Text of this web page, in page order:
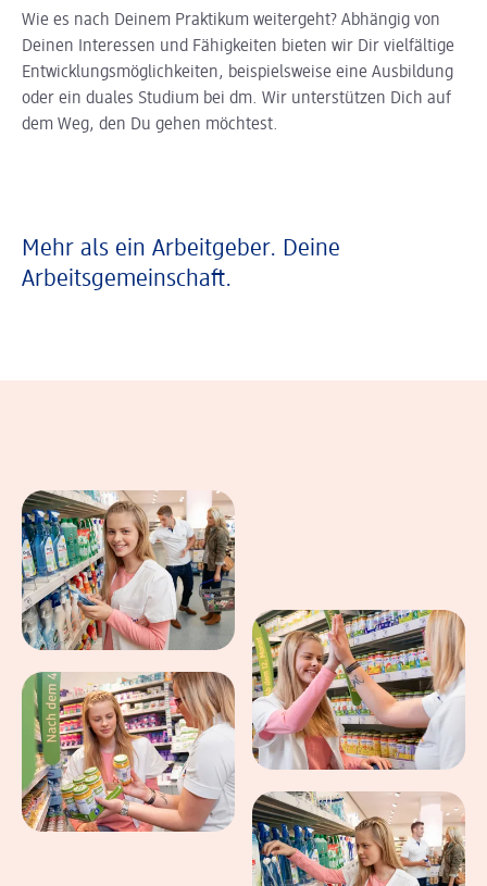
Wie es nach Deinem Praktikum weitergeht? Abhängig von
Deinen Interessen und Fähigkeiten bieten wir Dir vielfältige
Entwicklungsmöglichkeiten, beispielsweise eine Ausbildung
oder ein duales Studium bei dm. Wir unterstützen Dich auf
dem Weg, den Du gehen möchtest.
Mehr als ein Arbeitgeber. Deine
Arbeitsgemeinschaft.
Eindrücke aus dem Arbeitsalltag